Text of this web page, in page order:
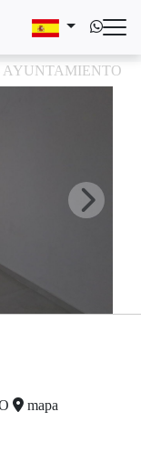
AYUNTAMIENTO
mapa